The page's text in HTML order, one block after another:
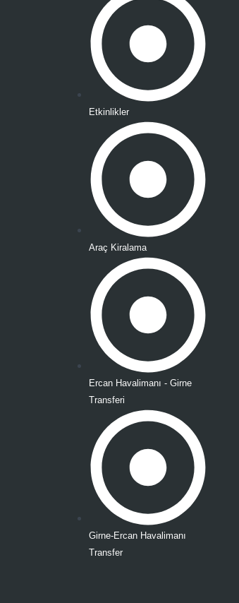
Etkinlikler
Araç Kiralama
Ercan Havalimanı - Girne
Transferi
Girne-Ercan Havalimanı
Transfer